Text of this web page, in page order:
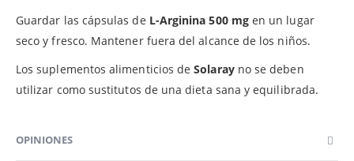
Guardar las cápsulas de L-Arginina 500 mgen un lugar
seco y fresco. Mantener fuera del alcance de los niños.
Los suplementos alimenticios deSolarayno se deben
utilizar como sustitutos de una dieta sana y equilibrada.
OPINIONES